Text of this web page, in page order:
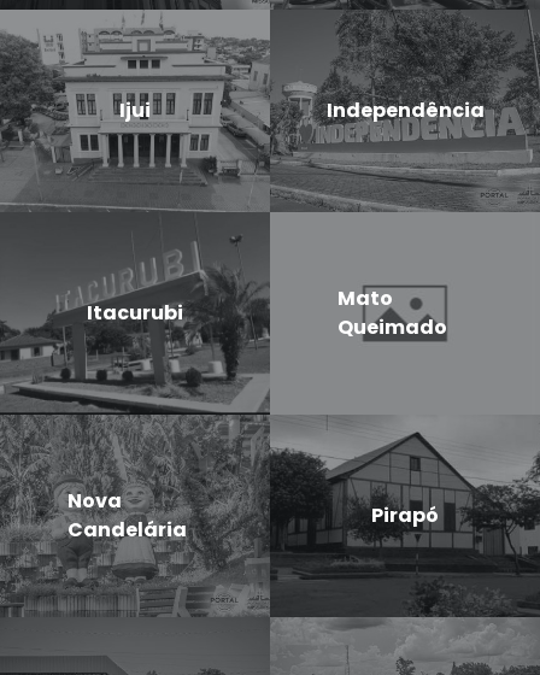
Ijui Independência
Itacurubi
Mato
Queimado
Nova
Candelária
Pirapó